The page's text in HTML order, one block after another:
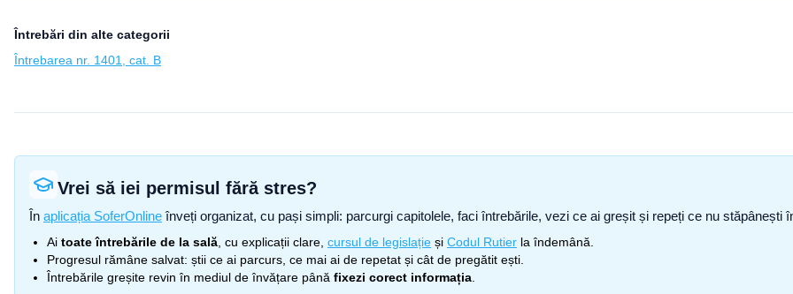
Întrebări din alte categorii
Întrebarea nr. 1401, cat. B
Vrei să iei permisul fără stres?
În aplicația SoferOnline înveți organizat, cu pași simpli: parcurgi capitolele, faci întrebările, vezi ce ai greșit și repeți ce nu
Ai toate întrebările de la sală , cu explicații clare, cursul de legislație și Codul Rutier la îndemână.
Progresul rămâne salvat: știi ce ai parcurs, ce mai ai de repetat și cât de pregătit ești.
Întrebările greșite revin în mediul de învățare până fixezi corect informația